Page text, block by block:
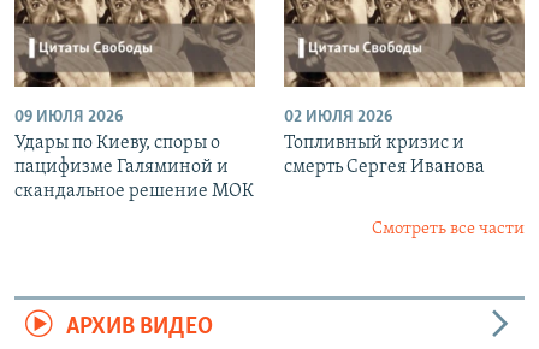
09 ИЮЛЯ 2026
Удары по Киеву, споры о
пацифизме Галяминой и
скандальное решение МОК
02 ИЮЛЯ 2026
Топливный кризис и
смерть Сергея Иванова
Смотреть все части
АРХИВ ВИДЕО